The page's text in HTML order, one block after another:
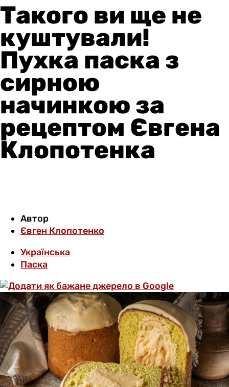
Такого ви ще не
куштували!
Пухка паска з
сирною
начинкою за
рецептом Євгена
Клопотенка
Автор
Євген Клопотенко
Українська
Паска